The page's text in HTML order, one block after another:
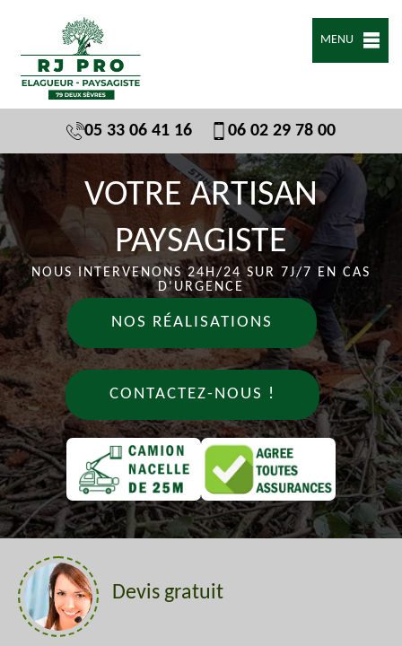
MENU
05 33 06 41 16 06 02 29 78 00
VOTRE ARTISAN
PAYSAGISTE
NOUS INTERVENONS 24H/24 SUR 7J/7 EN CAS
D'URGENCE
NOS RÉALISATIONS
CONTACTEZ-NOUS !
Devis gratuit